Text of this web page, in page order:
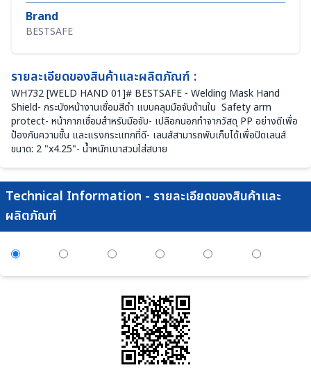
Brand
BESTSAFE
รายละเอียดของสินค้าและผลิตภัณฑ์ :
WH732 [WELD HAND 01]# BESTSAFE - Welding Mask Hand
Shield- กระบังหน้างานเชื่อมสีดำ แบบคลุมมือจับด้านใน Safety arm
protect- หน้ากากเชื่อมสำหรับมือจับ- เปลือกนอกทำจากวัสดุ PP อย่างดีเพื่อ
ป้องกันความชื้น และแรงกระแทกที่ดี- เลนส์สามารถพับเก็บได้เพื่อปิดเลนส์
ขนาด: 2 "x4.25"- น้ำหนักเบาสวมใส่สบาย
Technical Information - รายละเอียดของสินค้าและ
ผลิตภัณฑ์